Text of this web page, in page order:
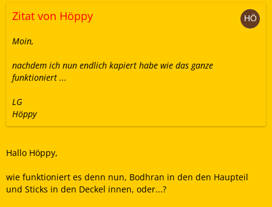
Zitat von Höppy
Moin,
nachdem ich nun endlich kapiert habe wie das ganze
funktioniert ...
LG
Höppy
Hallo Höppy,
wie funktioniert es denn nun, Bodhran in den den Haupteil
und Sticks in den Deckel innen, oder...?